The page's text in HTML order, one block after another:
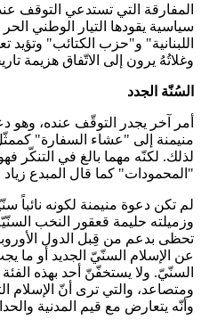
المفارقة التي تستدعي التوقف
سياسية يقودها التيار الوطني
اللبنانية" و"حزب الكتائب" وتؤيد
وغلاتُهُ يرون إلى الاتّفاق هزيمة
السُنّة الجدد
أمر آخر يجدر التوقّف عنده، وهو
منيمنة إلى "عشاء السفارة"
لذلك. لكنّه مهما بالغ في التنكّر
"المحمودات" كما قال المبدع زياد
لم تكن دعوة منيمنة لكونه نائباً
تحظى بدعم من قِبل الدول
عن الإسلام السنّيّ الجديد أو ما
السنّيّ. ولا يستخفّنّ أحد بهذه
ومتصاعد، والتي ترى أنّ الإسلام
وأنّه يتعارض مع قيم المدنية